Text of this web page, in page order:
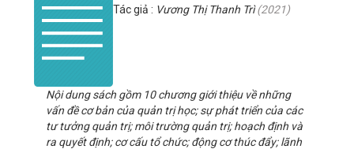
Tác giả : Vương Thị Thanh Trì(2021)
Nội dung sách gồm 10 chương giới thiệu về những
vấn đề cơ bản của quản trị học; sự phát triển của các
tư tưởng quản trị; môi trường quản trị; hoạch định và
ra quyết định; cơ cấu tổ chức; động cơ thúc đẩy; lãnh